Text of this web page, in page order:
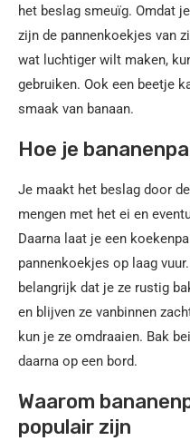
het beslag smeuïg. Omdat
zijn de pannenkoekjes van
wat luchtiger wilt maken,
gebruiken. Ook een beetje
smaak van banaan.
Hoe je
Je maakt het beslag door
mengen met het ei en
Daarna laat je een
pannenkoekjes op laag
belangrijk dat je ze rustig
en blijven ze vanbinnen
kun je ze omdraaien. Bak
daarna op een bord.
Waarom
populair zijn